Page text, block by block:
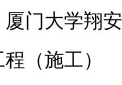
门大学翔
（施工）